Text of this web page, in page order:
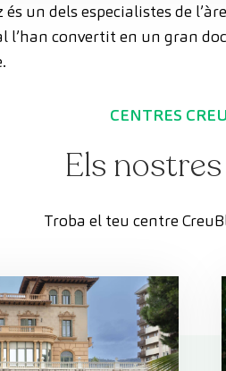
és un dels especialistes de
convertit en un gran
CENTRES
Els
Troba el teu centre